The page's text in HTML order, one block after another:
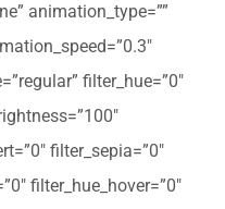
animation_type=””
filter_hue=”0″
filter_sepia=”0″
filter_hue_hover=”0″